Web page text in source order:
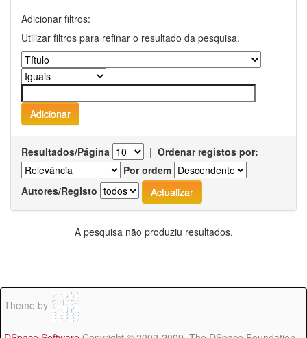
Adicionar filtros:
Utilizar filtros para refinar o resultado da pesquisa.
Resultados/Página | Ordenar registos por:
Por ordem
Autores/Registo
A pesquisa não produziu resultados.
Theme by